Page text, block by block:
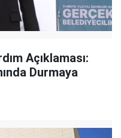
Açıklaması:
Durmaya